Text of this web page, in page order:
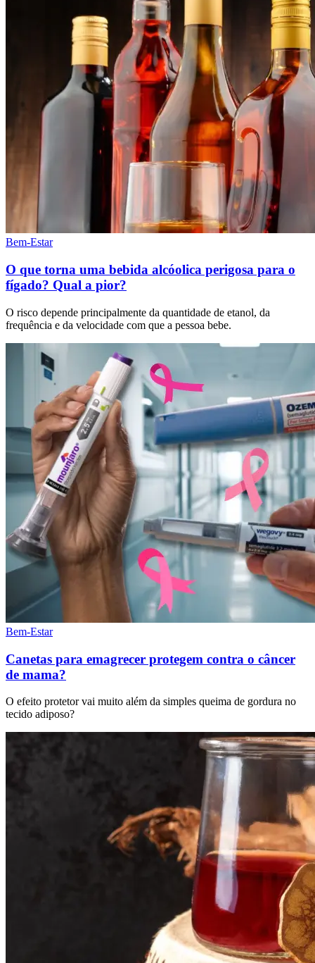
Bem-Estar
O que torna uma bebida alcóolica perigosa para o
fígado? Qual a pior?
O risco depende principalmente da quantidade de etanol, da
frequência e da velocidade com que a pessoa bebe.
Bem-Estar
Canetas para emagrecer protegem contra o câncer
de mama?
O efeito protetor vai muito além da simples queima de gordura no
tecido adiposo?